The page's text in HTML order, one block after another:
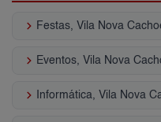
keyboard_arrow_right Festas, Vila Nova
keyboard_arrow_right Eventos, Vila Nova
keyboard_arrow_right Informática, Vila Nova